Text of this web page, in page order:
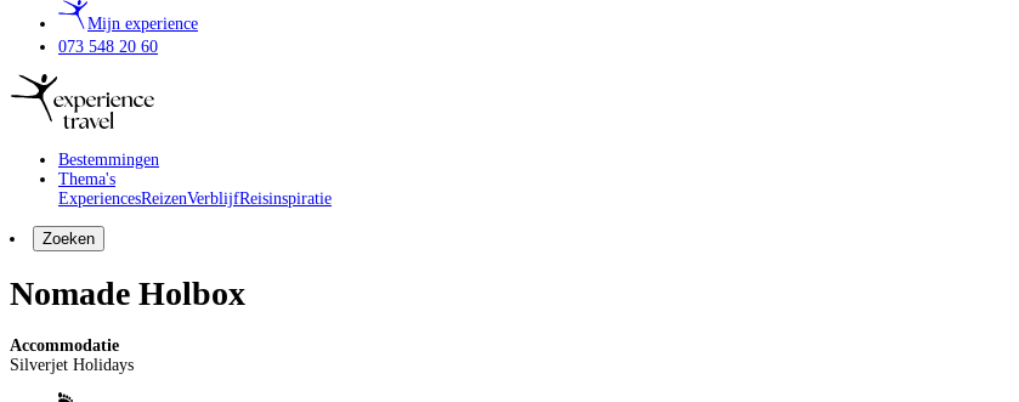
Mijn experience
073 548 20 60
Bestemmingen
Thema's
ExperiencesReizenVerblijfReisinspiratie
Zoeken
Nomade Holbox
Accommodatie
Silverjet Holidays